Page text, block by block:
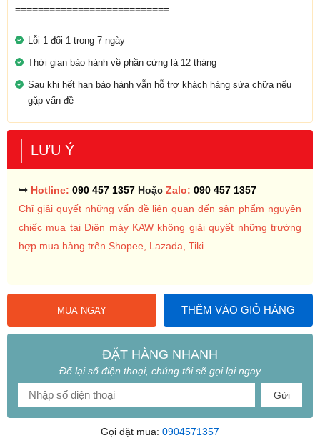
===========================
Lỗi 1 đổi 1 trong 7 ngày
Thời gian bảo hành về phần cứng là 12 tháng
Sau khi hết hạn bảo hành vẫn hỗ trợ khách hàng sửa chữa nếu
gặp vấn đề
LƯU Ý
➥ Hotline: 090 457 1357 Hoặc Zalo: 090 457 1357
Chỉ giải quyết những vấn đề liên quan đến sản phẩm nguyên
chiếc mua tại Điện máy KAW không giải quyết những trường
hợp mua hàng trên Shopee, Lazada, Tiki ...
MUA NGAY THÊM VÀO GIỎ HÀNG
ĐẶT HÀNG NHANH
Để lại số điện thoại, chúng tôi sẽ gọi lại ngay
Gửi
Gọi đặt mua: 0904571357